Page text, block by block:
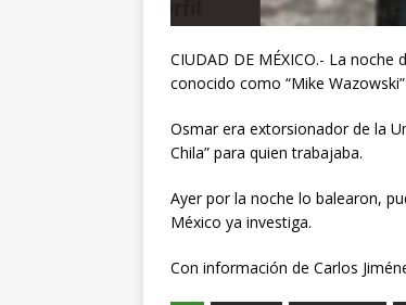
CIUDAD DE MÉXICO.- La
conocido como “Mike
Osmar era extorsionador de la
Chila” para quien trabajaba.
Ayer por la noche lo balearon,
México ya investiga.
Con información de Carlos